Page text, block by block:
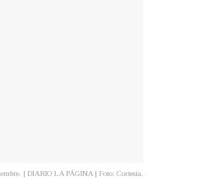
| DIARIO LA PÁGINA | Foto: Cortesía.